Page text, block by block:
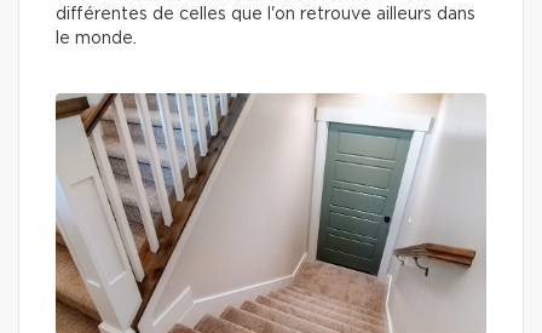
différentes de celles que l'on retrouve ailleurs dans
le monde.